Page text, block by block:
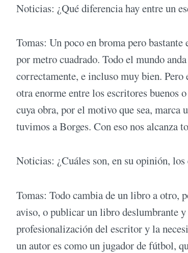
Noticias: ¿Qué diferencia hay entre un
Tomas: Un poco en broma pero
por metro cuadrado. Todo el mundo
correctamente, e incluso muy bien.
otra enorme entre los escritores buenos
cuya obra, por el motivo que sea, marca
tuvimos a Borges. Con eso nos alcanza
Noticias: ¿Cuáles son, en su opinión,
Tomas: Todo cambia de un libro a otro,
aviso, o publicar un libro deslumbrante
profesionalización del escritor y la
un autor es como un jugador de fútbol,